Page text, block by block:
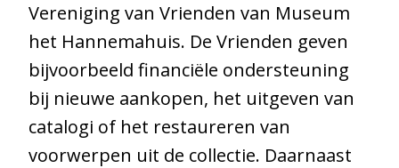
Vereniging van Vrienden van Museum
het Hannemahuis. De Vrienden geven
bijvoorbeeld financiële ondersteuning
bij nieuwe aankopen, het uitgeven van
catalogi of het restaureren van
voorwerpen uit de collectie. Daarnaast
Zoek
binnen
de
website
Toegangsprijzen
Openingstijden